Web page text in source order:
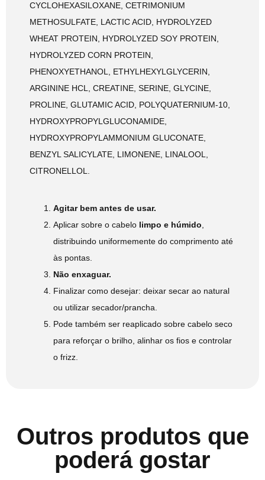
CYCLOHEXASILOXANE, CETRIMONIUM
METHOSULFATE, LACTIC ACID, HYDROLYZED
WHEAT PROTEIN, HYDROLYZED SOY PROTEIN,
HYDROLYZED CORN PROTEIN,
PHENOXYETHANOL, ETHYLHEXYLGLYCERIN,
ARGININE HCL, CREATINE, SERINE, GLYCINE,
PROLINE, GLUTAMIC ACID, POLYQUATERNIUM-10,
HYDROXYPROPYLGLUCONAMIDE,
HYDROXYPROPYLAMMONIUM GLUCONATE,
BENZYL SALICYLATE, LIMONENE, LINALOOL,
CITRONELLOL.
Agitar bem antes de usar.
Aplicar sobre o cabelo limpo e húmido
distribuindo uniformemente do comprimento até
às pontas.
Não enxaguar.
Finalizar como desejar: deixar secar ao natural
ou utilizar secador/prancha.
Pode também ser reaplicado sobre cabelo seco
para reforçar o brilho, alinhar os fios e controlar
o frizz.
Outros produtos que
poderá gostar